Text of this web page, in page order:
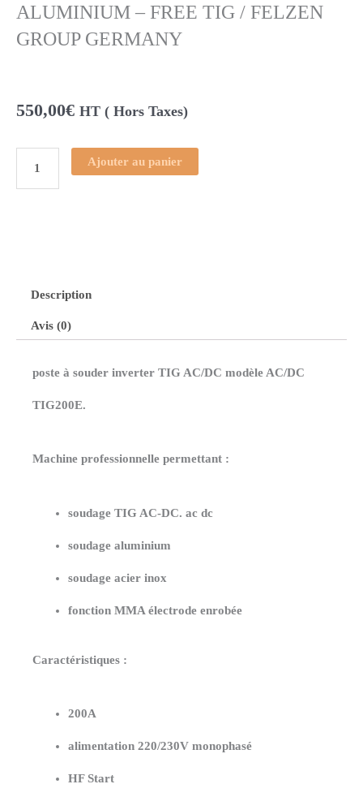
ALUMINIUM – FREE TIG / FELZEN
GROUP GERMANY
550,00€ HT ( Hors Taxes)
quantité
SOUDER
TIG
Ajouter au panier
Description
Avis (0)
poste à souder inverter TIG AC/DC modèle AC/DC
TIG200E.
Machine professionnelle permettant :
soudage TIG AC-DC. ac dc
soudage aluminium
soudage acier inox
fonction MMA électrode enrobée
Caractéristiques :
200A
alimentation 220/230V monophasé
HF Start